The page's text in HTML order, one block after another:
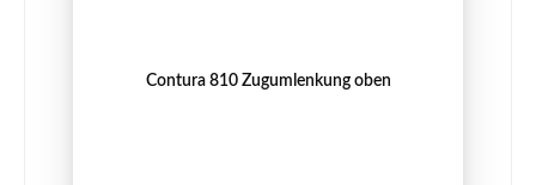
Contura 810 Zugumlenkung oben